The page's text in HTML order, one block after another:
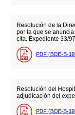
Resolución de la
por la que se
cita. Expediente 33/
PDF (BOE-B-
Resolución del
adjudicación del
PDF (BOE-B-